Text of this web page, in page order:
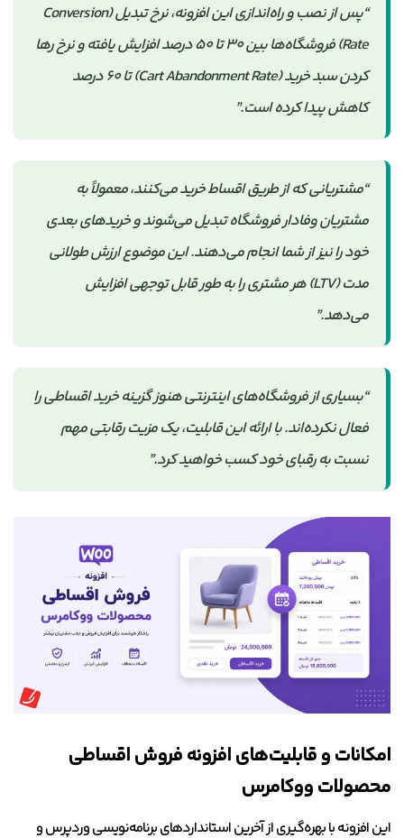
“پس از نصب و راه‌اندازی این افزونه، نرخ تبدیل (Conversion
Rate) فروشگاه‌ها بین ۳۰ تا ۵۰ درصد افزایش یافته و نرخ رها
کردن سبد خرید (Cart Abandonment Rate) تا ۶۰ درصد
کاهش پیدا کرده است.”
“مشتریانی که از طریق اقساط خرید می‌کنند، معمولاً به
مشتریان وفادار فروشگاه تبدیل می‌شوند و خریدهای بعدی
خود را نیز از شما انجام می‌دهند. این موضوع ارزش طولانی
مدت (LTV) هر مشتری را به طور قابل توجهی افزایش
می‌دهد.”
“بسیاری از فروشگاه‌های اینترنتی هنوز گزینه خرید اقساطی را
فعال نکرده‌اند. با ارائه این قابلیت، یک مزیت رقابتی مهم
نسبت به رقبای خود کسب خواهید کرد.”
امکانات و قابلیت‌های افزونه فروش اقساطی
محصولات ووکامرس
این افزونه با بهره‌گیری از آخرین استانداردهای برنامه‌نویسی وردپرس و